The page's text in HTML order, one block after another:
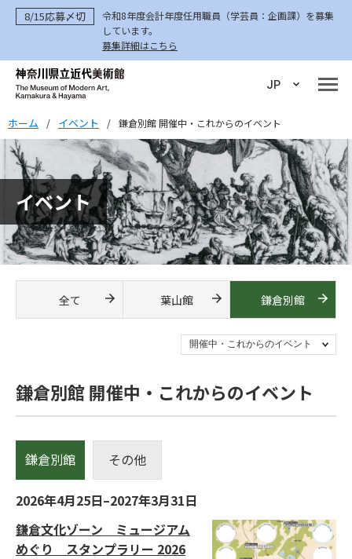
8/15応募〆切
令和8年度会計年度任用職員（学芸員：企画課）を募集
しています。
募集詳細はこちら
JP
ホーム / イベント / 鎌倉別館 開催中・これからのイベント
イベント
全て 葉山館 鎌倉別館
鎌倉別館 開催中・これからのイベント
鎌倉別館 その他
2026年4月25日–2027年3月31日
鎌倉文化ゾーン ミュージアム
めぐり スタンプラリー 2026